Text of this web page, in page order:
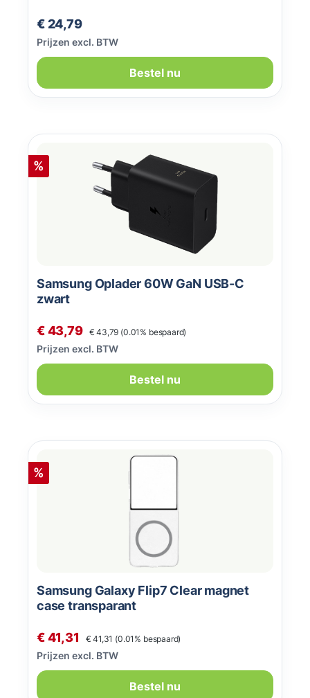
Normale prijs:
€ 24,79
Prijzen excl. BTW
Bestel nu
Korting
%
Samsung Oplader 60W GaN USB-C
zwart
Verkoopprijs:
€ 43,79 Normale prijs:
€ 43,79 (0.01% bespaard)
Prijzen excl. BTW
Bestel nu
Korting
%
Samsung Galaxy Flip7 Clear magnet
case transparant
Verkoopprijs:
€ 41,31 Normale prijs:
€ 41,31 (0.01% bespaard)
Prijzen excl. BTW
Bestel nu